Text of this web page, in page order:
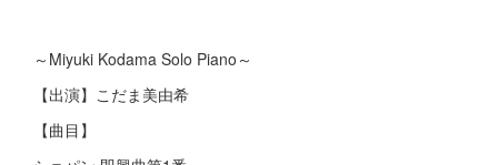
～Miyuki Kodama Solo Piano～
【出演】こだま美由希
【曲目】